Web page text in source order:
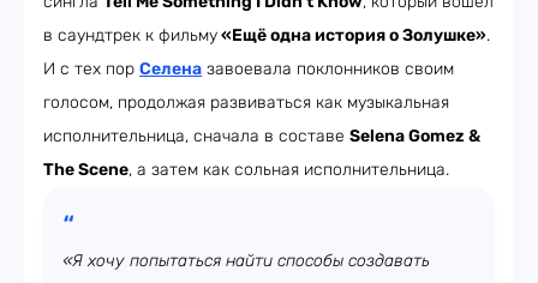
в саундтрек к фильму«Ещё одна история о Золушке».
И с тех пор Селена завоевала поклонников своим
голосом, продолжая развиваться как музыкальная
исполнительница, сначала в составе Selena Gomez &
The Scene, а затем как сольная исполнительница.
«Я хочу попытаться найти способы создавать